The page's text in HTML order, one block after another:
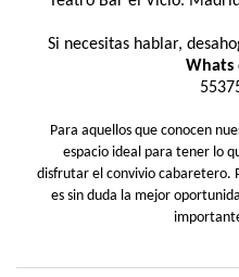
Si necesitas hablar,
Whats
Para aquellos que conocen
espacio ideal para tener lo
disfrutar el convivio cabaretero.
es sin duda la mejor